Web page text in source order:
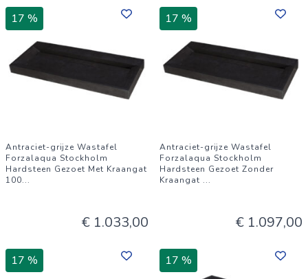
17 %
Antraciet-grijze Wastafel
Forzalaqua Stockholm
Hardsteen Gezoet Met Kraangat
100...
€ 1.033,00
17 %
Antraciet-grijze Wastafel
Forzalaqua Stockholm
Hardsteen Gezoet Zonder
Kraangat ...
€ 1.097,00
17 % 17 %